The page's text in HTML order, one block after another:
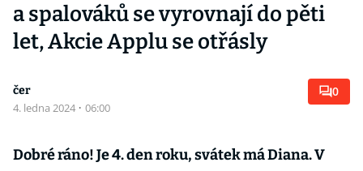
a spalováků se vyrovnají do pěti
let, Akcie Applu se otřásly
čer
4. ledna 2024 · 06:00
0
Dobré ráno! Je 4. den roku, svátek má Diana. V